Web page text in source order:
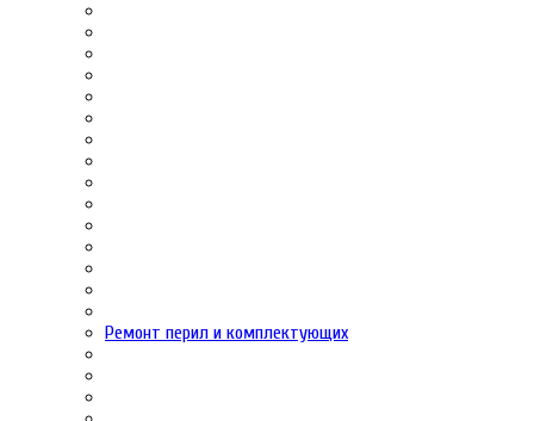
Ремонт перил и комплектующих